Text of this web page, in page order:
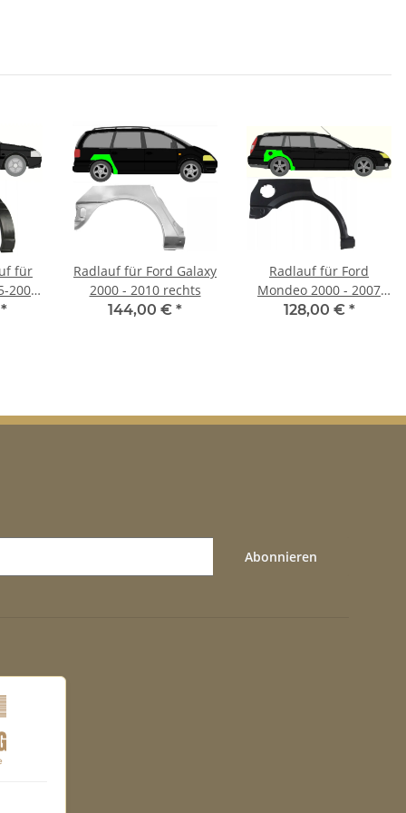
für
2000
*
Radlauf für Ford Galaxy
2000 - 2010 rechts
144,00 € *
Radlauf für Ford
Mondeo 2000 - 2007
Kombi rechts
128,00 € *
Abonnieren